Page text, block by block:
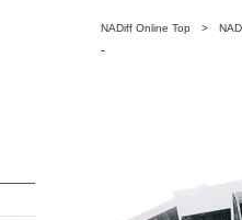
NADiff Online Top >
-